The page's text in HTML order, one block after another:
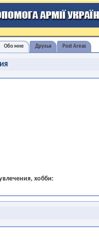
Обо мне Друзья Post Areas
хобби: